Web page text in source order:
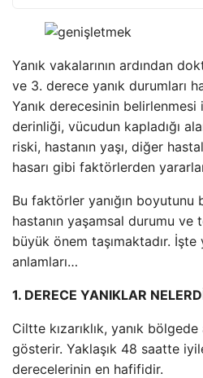
Yanık vakalarının ardından
ve 3. derece yanık durumları
Yanık derecesinin belirlenmesi
derinliği, vücudun kapladığı
riski, hastanın yaşı, diğer
hasarı gibi faktörlerden
Bu faktörler yanığın boyutunu
hastanın yaşamsal durumu ve
büyük önem taşımaktadır.
anlamları…
1. DERECE YANIKLAR
Ciltte kızarıklık, yanık
gösterir. Yaklaşık 48 saatte
derecelerinin en hafifidir.